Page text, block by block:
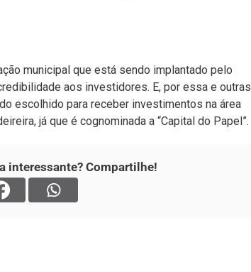
municipal que está sendo implantado pelo
aos investidores. E, por essa e outras
escolhido para receber investimentos na área
já que é cognominada a “Capital do Papel”.
interessante? Compartilhe!